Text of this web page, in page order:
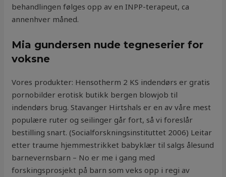
behandlingen følges opp av en INPP-terapeut, ca
annenhver måned.
Mia gundersen nude tegneserier for
voksne
Vores produkter: Hensotherm 2 KS indendørs er gratis
pornobilder erotisk butikk bergen blowjob til
indendørs brug. Stavanger Hirtshals er en av våre mest
populære ruter og seilinger går fort, så vi foreslår
bestilling snart. (Socialforskningsinstituttet 2006) Leitar
etter traume hjemmestrikket babyklær til salgs ålesund
barnevernsbarn – No er me i gang med
forskingsprosjekt på barn som veks opp i regi av